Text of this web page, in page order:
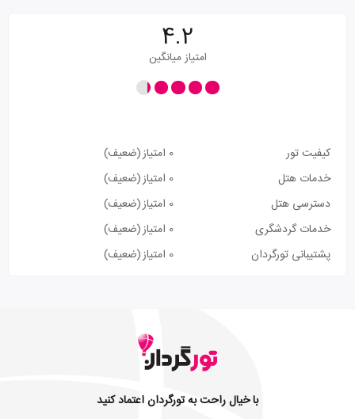
4.2
امتیاز میانگین
کیفیت تور 0 امتیاز
(ضعیف)
خدمات هتل
0 امتیاز
(ضعیف)
دسترسی هتل
0 امتیاز
(ضعیف)
خدمات گردشگری
0 امتیاز
(ضعیف)
پشتیبانی تورگردان
0 امتیاز (ضعیف)
با خیال راحت به تورگردان اعتماد کنید